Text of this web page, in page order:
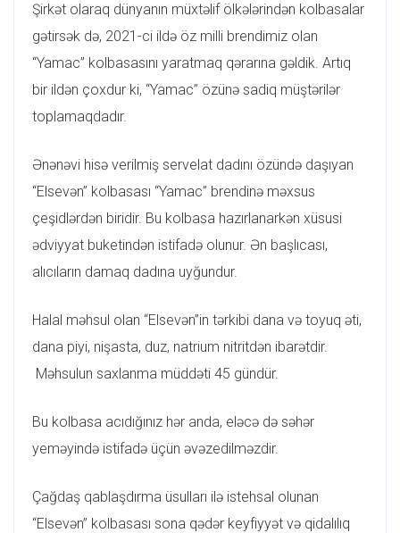
Şirkət olaraq dünyanın müxtəlif ölkələrindən kolbasalar
gətirsək də, 2021-ci ildə öz milli brendimiz olan
“Yamac” kolbasasını yaratmaq qərarına gəldik. Artıq
bir ildən çoxdur ki, “Yamac” özünə sadiq müştərilər
toplamaqdadır.
Ənənəvi hisə verilmiş servelat dadını özündə daşıyan
“Elsevən” kolbasası “Yamac” brendinə məxsus
çeşidlərdən biridir. Bu kolbasa hazırlanarkən xüsusi
ədviyyat buketindən istifadə olunur. Ən başlıcası,
alıcıların damaq dadına uyğundur.
Halal məhsul olan “Elsevən”in tərkibi dana və toyuq əti,
dana piyi, nişasta, duz, natrium nitritdən ibarətdir.
Məhsulun saxlanma müddəti 45 gündür.
Bu kolbasa acıdığınız hər anda, eləcə də səhər
yeməyində istifadə üçün əvəzedilməzdir.
Çağdaş qablaşdırma üsulları ilə istehsal olunan
“Elsevən” kolbasası sona qədər keyfiyyət və qidalılıq